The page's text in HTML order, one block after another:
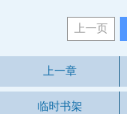
上一页
上一章
临时书架